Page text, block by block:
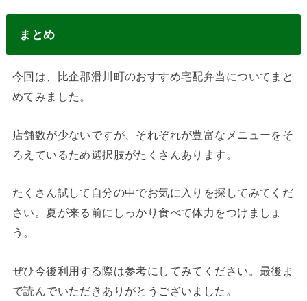
まとめ
今回は、比企郡滑川町のおすすめ宅配弁当についてまと
めてみました。
店舗数が少ないですが、それぞれが豊富なメニューをそ
ろえているため選択肢がたくさんあります。
たくさん試して自分の中でお気に入りを探してみてくだ
さい。夏が来る前にしっかり食べて体力をつけましょ
う。
ぜひ今後利用する際は参考にしてみてください。最後ま
で読んでいただきありがとうございました。